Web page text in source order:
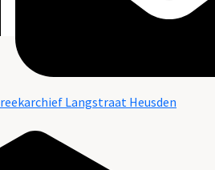
Langstraat Heusden